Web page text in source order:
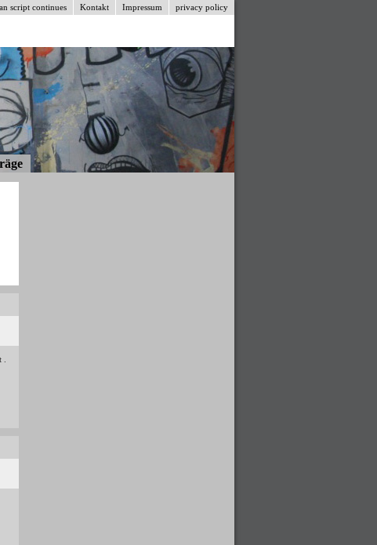
privacy policy
Impressum
Kontakt
script continues